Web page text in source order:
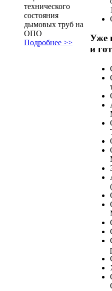
технического
состояния
дымовых труб на
ОПО
Подробнее >>
Уже
и